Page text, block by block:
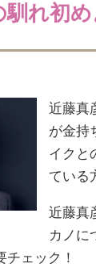
馴れ初
近藤真
が金持
イクと
ている
近藤真
カノに
ェック！